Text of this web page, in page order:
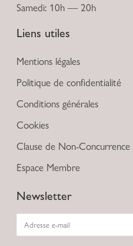
Samedi: 10h — 20h
Liens utiles
Mentions légales
Politique de confidentialité
Conditions générales
Cookies
Clause de Non-Concurrence
Espace Membre
Newsletter